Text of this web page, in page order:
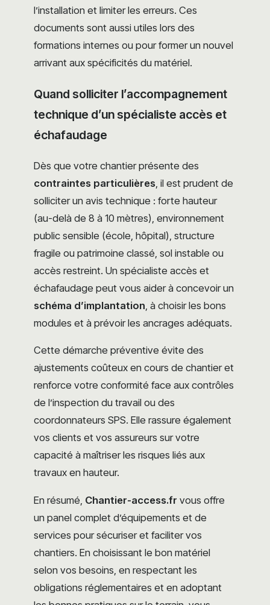
l’installation et limiter les erreurs. Ces
documents sont aussi utiles lors des
formations internes ou pour former un nouvel
arrivant aux spécificités du matériel.
Quand solliciter l’accompagnement
technique d’un spécialiste accès et
échafaudage
Dès que votre chantier présente des
contraintes particulières , il est prudent de
solliciter un avis technique : forte hauteur
(au-delà de 8 à 10 mètres), environnement
public sensible (école, hôpital), structure
fragile ou patrimoine classé, sol instable ou
accès restreint. Un spécialiste accès et
échafaudage peut vous aider à concevoir un
schéma d’implantation , à choisir les bons
modules et à prévoir les ancrages adéquats.
Cette démarche préventive évite des
ajustements coûteux en cours de chantier et
renforce votre conformité face aux contrôles
de l’inspection du travail ou des
coordonnateurs SPS. Elle rassure également
vos clients et vos assureurs sur votre
capacité à maîtriser les risques liés aux
travaux en hauteur.
En résumé, Chantier-access.fr vous offre
un panel complet d’équipements et de
services pour sécuriser et faciliter vos
chantiers. En choisissant le bon matériel
selon vos besoins, en respectant les
obligations réglementaires et en adoptant